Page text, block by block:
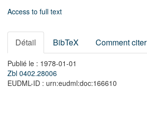
Access to full text
Détail BibTeX Comment citer
Publié le : 1978-01-01
Zbl 0402.28006
EUDML-ID : urn:eudml:doc:166610